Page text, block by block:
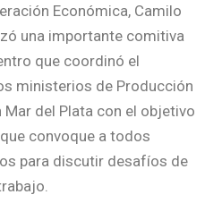
Económica, Camilo
una importante comitiva
que coordinó el
ministerios de Producción
del Plata con el objetivo
convoque a todos
para discutir desafíos de